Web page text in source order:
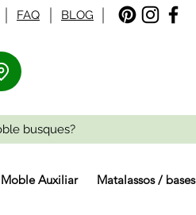
FAQ BLOG
Moble Auxiliar Matalassos / bases